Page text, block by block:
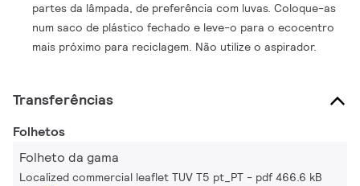
partes da lâmpada, de preferência com luvas. Coloque-as
num saco de plástico fechado e leve-o para o ecocentro
mais próximo para reciclagem. Não utilize o aspirador.
Transferências
Folhetos
Folheto da gama
Localized commercial leaflet TUV T5 pt_PT pdf 466.6 kB